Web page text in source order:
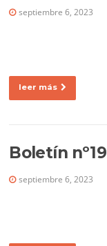
septiembre 6, 2023
leer más
Boletín nº19
septiembre 6, 2023